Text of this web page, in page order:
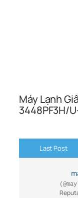
Máy Lạnh
3448PF3H/
Last Post